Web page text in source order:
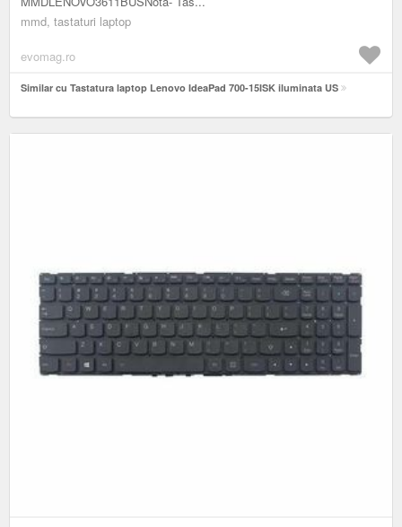
mmd, tastaturi laptop
evomag.ro
Similar cu Tastatura laptop Lenovo IdeaPad 700-15ISK iluminata US